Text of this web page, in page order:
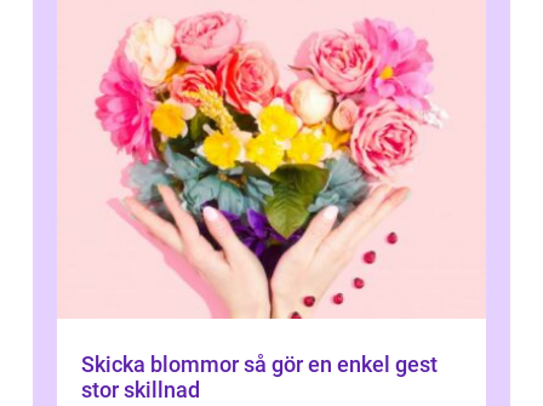
Skicka blommor så gör en enkel gest
stor skillnad